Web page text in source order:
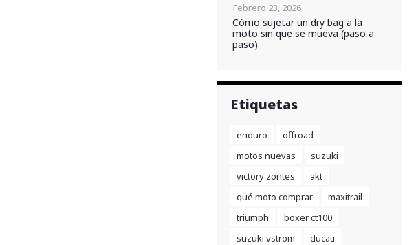
Febrero 23, 2026
Cómo sujetar un dry bag a la
moto sin que se mueva (paso a
paso)
Etiquetas
enduro
offroad
motos nuevas
suzuki
victory zontes
akt
qué moto comprar
maxitrail
triumph
boxer ct100
suzuki vstrom
ducati